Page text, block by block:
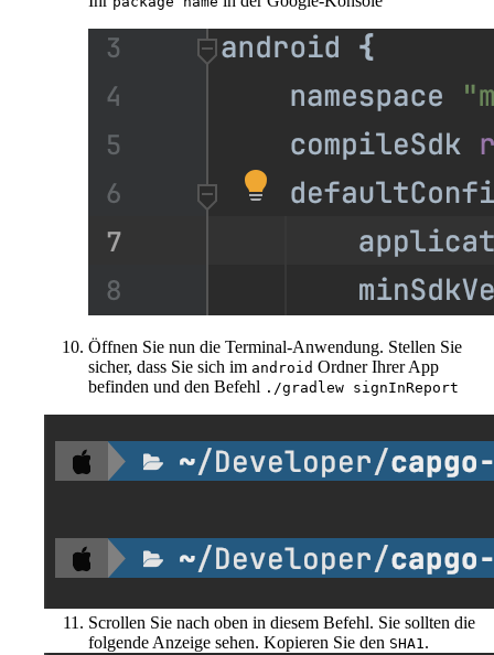
Öffnen Sie nun die Terminal-Anwendung. Stellen Sie
sicher, dass Sie sich im android Ordner Ihrer App
befinden und den Befehl ./gradlew signInReport
Scrollen Sie nach oben in diesem Befehl. Sie sollten die
folgende Anzeige sehen. Kopieren Sie den SHA1 .